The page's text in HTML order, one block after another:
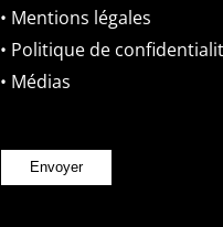
• Mentions légales
• Politique de
• Médias
Envoyer